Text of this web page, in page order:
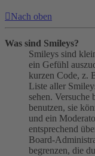
Nach oben
Was sind Smileys?
Smileys sind
ein Gefühl
kurzen Code, z.
Liste aller
sehen. Versuche
benutzen, sie
und ein
entsprechend
Board-
begrenzen, die